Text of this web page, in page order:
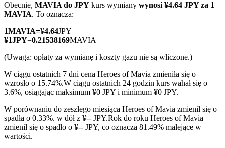
Instrumenty pochodne na akcje, forex, metale szlachetne i
towary
Kontrakty terminowe na USDC
Kontrakty futures wykorzystujące USDC jako zabezpieczenie
Obecnie, MAVIA do JPY kurs wymiany wynosi ¥4.64 JPY za 1
MAVIA. To oznacza:
1MAVIA=¥4.64JPY
¥1JPY=0.21538169MAVIA
(Uwaga: opłaty za wymianę i koszty gazu nie są wliczone.)
W ciągu ostatnich 7 dni cena Heroes of Mavia zmieniła się o
wzrosło o 15.74%.W ciągu ostatnich 24 godzin kurs wahał się o
3.6%, osiągając maksimum ¥0 JPY i minimum ¥0 JPY.
W porównaniu do zeszłego miesiąca Heroes of Mavia zmienił się o
spadła o 0.33%. w dół z ¥-- JPY.Rok do roku Heroes of Mavia
zmienił się o spadło o ¥-- JPY, co oznacza 81.49% malejące w
wartości.